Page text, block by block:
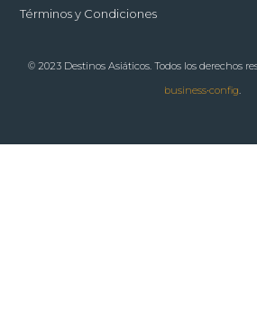
Términos y Condiciones
© 2023 Destinos Asiáticos. Todos los derechos
business•config.